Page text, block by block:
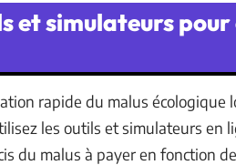
et simulateurs
rapide du malus écologique
les outils et simulateurs en
du malus à payer en fonction